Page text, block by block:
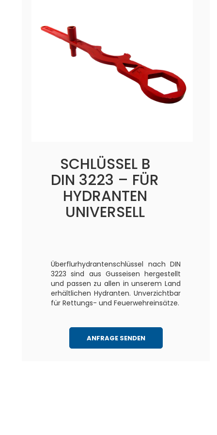
SCHLÜSSEL B
DIN 3223 – FÜR
HYDRANTEN
UNIVERSELL
Überflurhydrantenschlüssel nach DIN
3223 sind aus Gusseisen hergestellt
und passen zu allen in unserem Land
erhältlichen Hydranten. Unverzichtbar
für Rettungs- und Feuerwehreinsätze.
ANFRAGE SENDEN